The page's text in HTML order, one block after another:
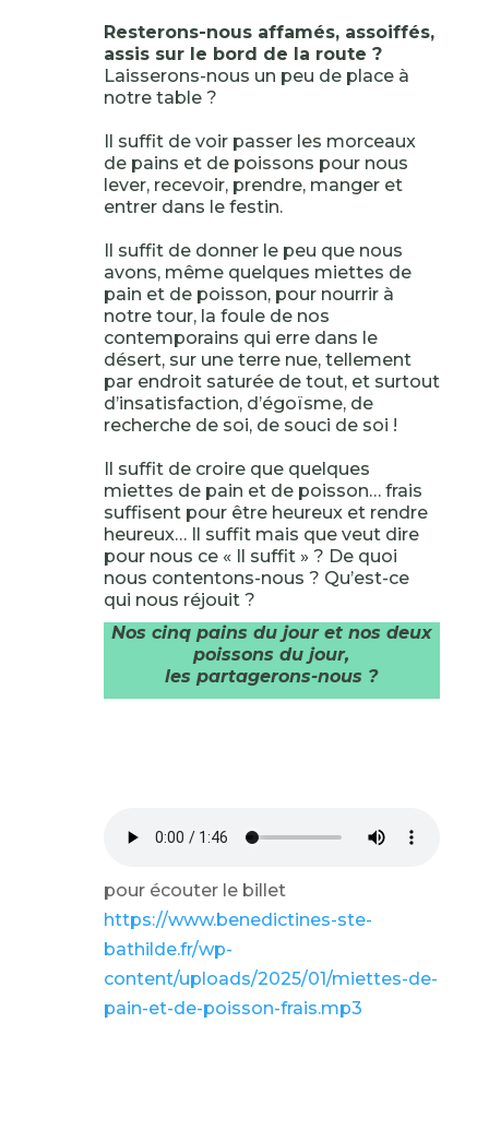
Resterons-nous affamés, assoiffés,
assis sur le bord de la route ?
Laisserons-nous un peu de place à
notre table ?
Il suffit de voir passer les morceaux
de pains et de poissons pour nous
lever, recevoir, prendre, manger et
entrer dans le festin.
Il suffit de donner le peu que nous
avons, même quelques miettes de
pain et de poisson, pour nourrir à
notre tour, la foule de nos
contemporains qui erre dans le
désert, sur une terre nue, tellement
par endroit saturée de tout, et surtout
d’insatisfaction, d’égoïsme, de
recherche de soi, de souci de soi !
Il suffit de croire que quelques
miettes de pain et de poisson… frais
suffisent pour être heureux et rendre
heureux… Il suffit mais que veut dire
pour nous ce « Il suffit » ? De quoi
nous contentons-nous ? Qu’est-ce
qui nous réjouit ?
Nos cinq pains du jour et nos deux
poissons du jour,
les partagerons-nous ?
pour écouter le billet
https://www.benedictines-ste-
bathilde.fr/wp-
content/uploads/2025/01/miettes-de-
pain-et-de-poisson-frais.mp3